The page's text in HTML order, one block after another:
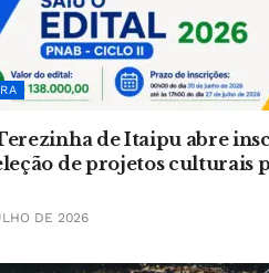
de Itaipu abre
de projetos culturais
DE 2026